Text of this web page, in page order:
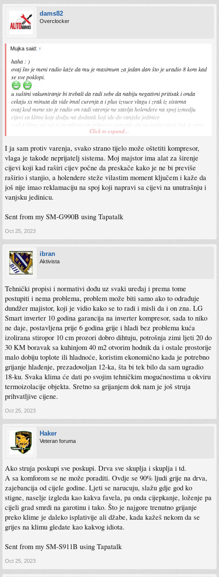
dams82
Overclocker
Mujka said: ↑
haha : )
ovaj što je meni radio kaže da mu je maximum za jedan dan što je uradio 8 kom kad
se sve poklopi.
u suštini vakumiranje bi trebali da radi sebe da nabiju negativni pritisak i onda
cekaju xx minuta da vide imal curenja a i plus izvuce vlagu i zrak iz sistema
ovaj kod mene sto je radio on radi varenje ne stavlja holendere na spoj izmedju
cijevi sa klime koje dodju na dodatak koji ide do vanjske jedinice
i od 4 klime sto mi je instalirao na jednoj se potrefilo da na maloj cijevi dok je vario
dal je dugo zadrzao se da zatvori u potpunosti presjek cijevi
unutar cijevi itd sto na kraju kontaminira sistem
mislim da to ima smisla gdje su veci presjeci
Click to expand...
I ja sam protiv varenja, svako strano tijelo može oštetiti kompresor,
vlaga je takođe neprijatelj sistema. Moj majstor ima alat za širenje
cijevi koji kad raširi cijev počne da preskače kako je ne bi previše
raširio i stanjio, a holendere steže vilastim moment ključem i kaže da
još nije imao reklamaciju na spoj koji napravi sa cijevi na unutrašnju i
vanjsku jedinicu.
Sent from my SM-G990B using Tapatalk
Oct 25, 2023
ibran
Aktivista
Tehnički propisi i normativi dođu uz svaki uređaj i prema tome
postupiti i nema problema, problem može biti samo ako to odrađuje
dundžer majistor, koji je vidio kako se to radi i misli da i on zna. LG
Smart inverter 10 godina garancija na inverter kompresor, sada to niko
ne daje, postavljena prije 6 godina grije i hladi bez problema kuća
izolirana stiropor 10 cm prozori dobro dihtuju, potrošnja zimi ljeti 20 do
30 KM boravak sa kuhinjom 40 m2 otvorim hodnik da i ostale prostorije
malo dobiju toplote ili hladnoće, koristim ekonomično kada je potrebno
grijanje hlađenje, prezadovoljan 12-ka, šta bi tek bilo da sam ugradio
18-ku. Svaka klima će dati po svojim tehničkim mogućnostima u okviru
termoizolacije objekta. Sretno sa grijanjem dok nam je još struja
prihvatljive cijene.
Oct 25, 2023
Haker
Veteran foruma
Ako struja poskupi sve poskupi. Drva sve skuplja i skuplja i td.
A sa komforom se ne može poraditi. Ovdje se 90% ljudi grije na drva,
zajebancija od cijele godine. Ljeti se narucuju, slažu gdje god ko
stigne, naselje izgleda kao kakva favela, pa onda cijepkanje, loženje pa
cijeli grad smrdi na garotinu i tako. Što je najgore trenutno grijanje
preko klime je daleko isplativije ali džabe, kada kažeš nekom da se
grijes na klimu gledate kao kakvog idiota.
Sent from my SM-S911B using Tapatalk
Oct 25, 2023